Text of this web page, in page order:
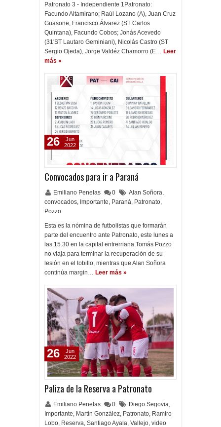
Patronato 3 - Independiente 1Patronato:
Facundo Altamirano; Raúl Lozano (A), Juan Cruz
Guasone, Francisco Álvarez (ST Carlos
Quintana), Facundo Cobos; Jonás Acevedo
(31'ST Lautaro Geminiani), Nicolás Castro (ST
Sergio Ojeda), Jorge Valdéz Chamorro (E… Leer
más »
Convocados para ir a Paraná
Emiliano Penelas 0 Alan Soñora,
convocados, Importante, Paraná, Patronato,
Pozzo
Esta es la nómina de futbolistas que formarán
parte del encuentro ante Patronato, este lunes a
las 15.30 en la capital entrerriana.Tomás Pozzo
no viaja para terminar la recuperación de su
lesión en el tobillo, mientras que Alan Soñora
continúa margin… Leer más »
26
Jun
2022
Paliza de la Reserva a Patronato
Emiliano Penelas 0 Diego Segovia,
Importante, Martín González, Patronato, Ramiro
Lobo, Reserva, Santiago Ayala, Vallejo, video
26
Jun
2022